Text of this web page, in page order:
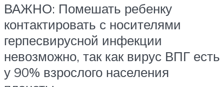
ВАЖНО: Помешать ребенку
контактировать с носителями
герпесвирусной инфекции
невозможно, так как вирус ВПГ есть
у 90% взрослого населения